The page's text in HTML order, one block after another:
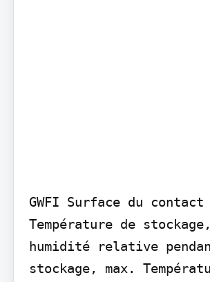
GWFI Surface du contact
Température de
humidité relative
stockage, max.